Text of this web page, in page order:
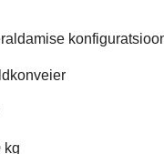
kg